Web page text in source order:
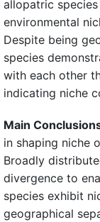
allopatric
environmental
Despite being
species
with each other
indicating niche
Main
in shaping niche
Broadly
divergence to
species exhibit
geographical